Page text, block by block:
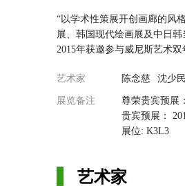
“以学术性策展开创画廊的风
展、韩国现代绘画展及中日
2015年获邀参与威尼斯艺术
今年，2016台北国际艺术博
装置艺术、影像艺术、以及
双年展等，具全球视野和跨
合自身生活经历，转化书写
空间切线之惯性思维，与作
艺术家 陈念慈 沈少民
展览备注
尊荣贵宾预展
贵宾预展：
展位: K3L3
艺术家